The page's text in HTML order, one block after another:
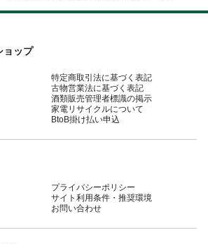
ョップ
特定商取引法に基づく表記
古物営業法に基づく表記
酒類販売管理者標識の掲示
家電リサイクルについて
BtoB掛け払い申込
プライバシーポリシー
サイト利用条件・推奨環境
お問い合わせ